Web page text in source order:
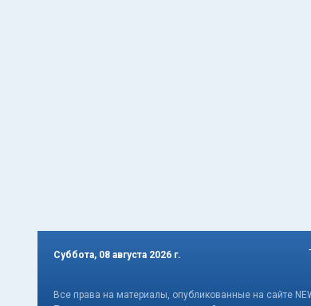
Суббота, 08 августа 2026 г.
Все права на материалы, опубликованные на сайте